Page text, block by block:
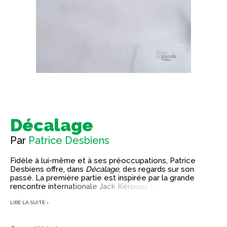
Décalage
Par Patrice Desbiens
Fidèle à lui-même et à ses préoccupations, Patrice
Desbiens offre, dans Décalage, des regards sur son
passé. La première partie est inspirée par la grande
rencontre internationale Jack Kérouac tenue à Québec
est un court mémento tandis que la troisième, spicilège,
LIRE LA SUITE ›